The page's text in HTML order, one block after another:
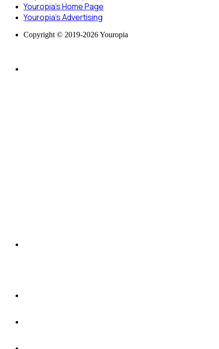
Youropia’s Home Page
Youropia’s Advertising
Copyright © 2019-2026 Youropia